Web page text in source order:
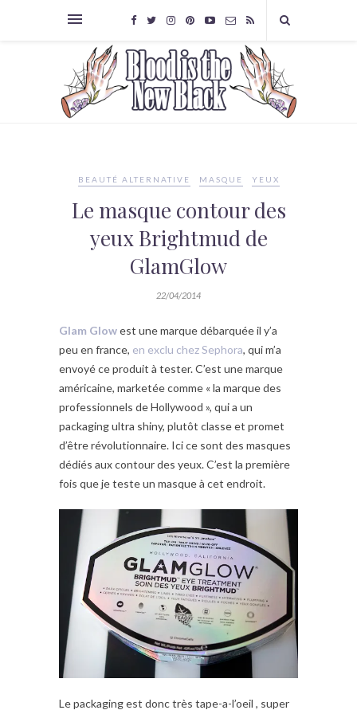
BEAUTÉ ALTERNATIVE MASQUE YEUX
Le masque contour des
yeux Brightmud de
GlamGlow
22/04/2014
Glam Glowest une marque débarquée il y’a
peu en france, en exclu chez Sephora, qui m’a
envoyé ce produit à tester. C’est une marque
américaine, marketée comme « la marque des
professionnels de Hollywood », qui a un
packaging ultra shiny, plutôt classe et promet
d’être révolutionnaire. Ici ce sont des masques
dédiés aux contour des yeux. C’est la première
fois que je teste un masque à cet endroit.
Le packaging est donc très tape-a-l’oeil , super